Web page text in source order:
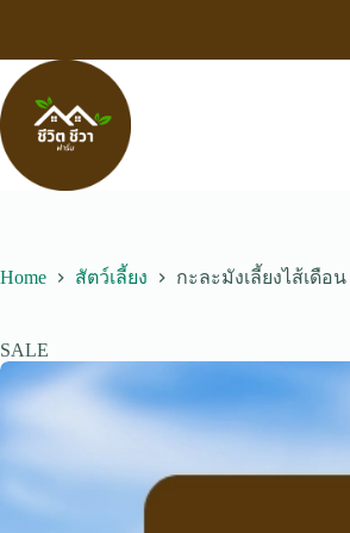
Home สัตว์เลี้ยง กะละมังเลี้ยงไส้เดือน
SALE